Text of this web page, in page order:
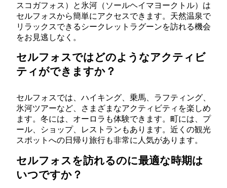
スコガフォス）と氷河（ソールヘイマヨークトル）は
セルフォスから簡単にアクセスできます。天然温泉で
リラックスできるシークレットラグーンを訪れる機会
をお見逃しなく。
セルフォスではどのようなアクティビ
ティができますか？
セルフォスでは、ハイキング、乗馬、ラフティング、
氷河ツアーなど、さまざまなアクティビティを楽しめ
ます。冬には、オーロラも体験できます。町には、プ
ール、ショップ、レストランもあります。近くの観光
スポットへの日帰り旅行も非常に人気があります。
セルフォスを訪れるのに最適な時期は
いつですか？